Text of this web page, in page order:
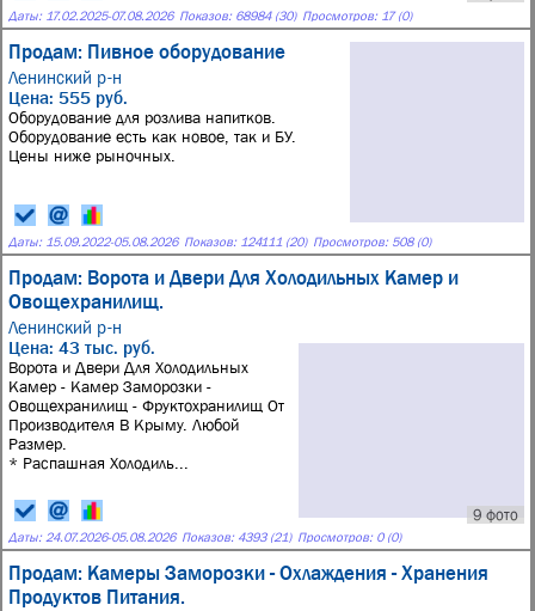
Даты: 17.02.2025-07.08.2026 Показов: 68984 (30) Просмотров: 17 (0)
Продам: Пивное оборудование
Ленинский р-н
Цена: 555 руб.
Оборудование для розлива напитков.
Оборудование есть как новое, так и БУ.
Цены ниже рыночных.
Даты: 15.09.2022-05.08.2026 Показов: 124111 (20) Просмотров: 508 (0)
Продам: Ворота и Двери Для Холодильных Камер и
Овощехранилищ.
Ленинский р-н
9 фото
Цена: 43 тыс. руб.
Ворота и Двери Для Холодильных
Камер - Камер Заморозки -
Овощехранилищ - Фруктохранилищ От
Производителя В Крыму. Любой
Размер.
* Распашная Холодиль...
Даты: 24.07.2026-05.08.2026 Показов: 4393 (21) Просмотров: 0 (0)
Продам: Камеры Заморозки - Охлаждения - Хранения
Продуктов Питания.